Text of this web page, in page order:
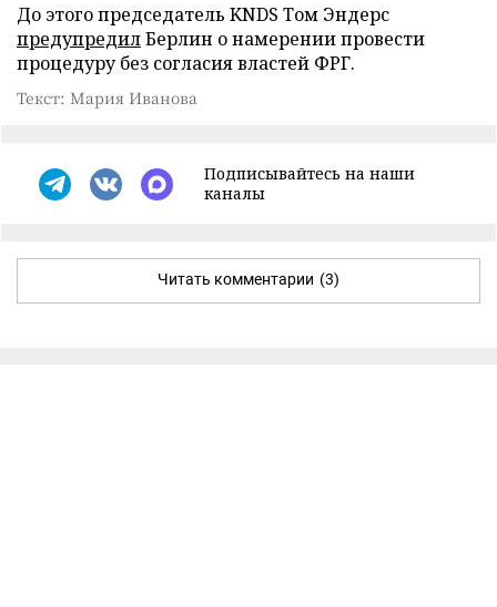
До этого председатель KNDS Том Эндерс
предупредилБерлин о намерении провести
процедуру без согласия властей ФРГ.
Текст: Мария Иванова
Подписывайтесь на наши
каналы
Читать комментарии (3)